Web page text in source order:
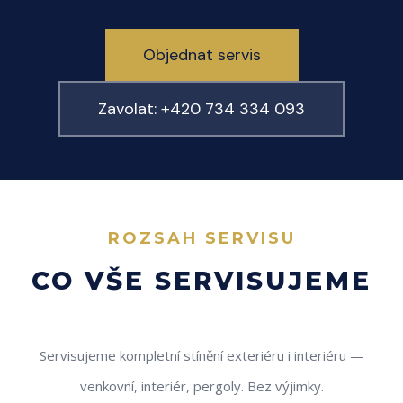
Objednat servis
Zavolat: +420 734 334 093
ROZSAH SERVISU
CO VŠE SERVISUJEME
Servisujeme kompletní stínění exteriéru i interiéru —
venkovní, interiér, pergoly. Bez výjimky.